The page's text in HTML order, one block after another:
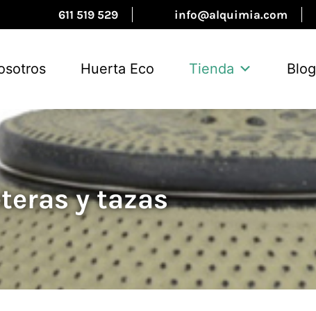
611 519 529 info@alquimia.com
Huerta Eco Tienda Blog
y tazas